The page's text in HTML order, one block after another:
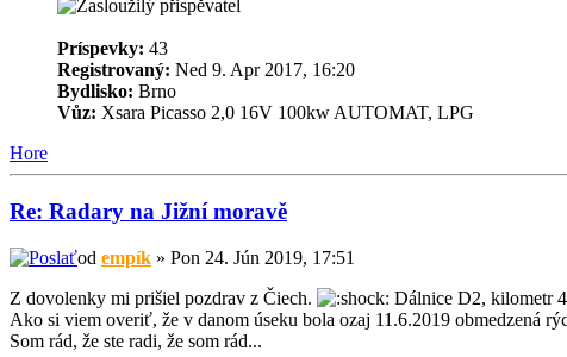
Príspevky: 43
Registrovaný: Ned 9. Apr 2017, 16:20
Bydlisko: Brno
Vůz: Xsara Picasso 2,0 16V 100kw AUTOMAT, LPG
Hore
Re: Radary na Jižní moravě
od empík » Pon 24. Jún 2019, 17:51
Z dovolenky mi prišiel pozdrav z Čiech.
Dálnice D2, kilometr
Ako si viem overiť, že v danom úseku bola ozaj 11.6.2019 obmedzená
Som rád, že ste radi, že som rád...